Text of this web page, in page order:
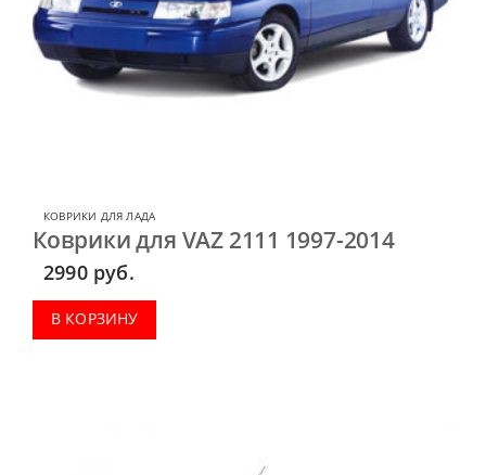
КОВРИКИ ДЛЯ ЛАДА
Коврики для VAZ 2111 1997-2014
2990 руб.
В КОРЗИНУ